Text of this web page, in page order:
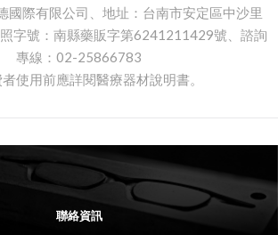
國際有限公司、地址：台南市安定區中沙里
字號：南縣藥販字第6241211429號、諮詢
專線：02-25866783
使用前應詳閱醫療器材說明書。
聯絡資訊